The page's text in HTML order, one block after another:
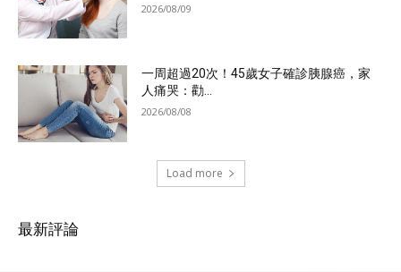
2026/08/09
一周超過20次！45歲女子確診胰腺癌，家
人痛哭：勸...
2026/08/08
Load more
最新評論